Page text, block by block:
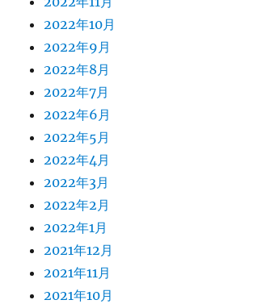
2022年10月
2022年9月
2022年8月
2022年7月
2022年6月
2022年5月
2022年4月
2022年3月
2022年2月
2022年1月
2021年12月
2021年11月
2021年10月